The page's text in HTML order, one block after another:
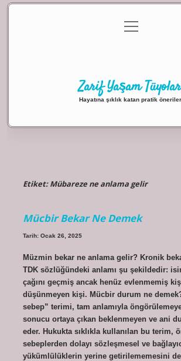
Gizlilik Politikası
menüyü
aç
Zarif Yaşam
Hayatına şıklık katan pratik
Etiket:Mübareze ne anlama gelir
Mücbir Bekar Ne Demek
Tarih: Ocak 26, 2025
Müzmin bekar ne anlama gelir? Kronik
TDK sözlüğündeki anlamı şu şekildedir:
çağını geçmiş ancak henüz evlenmemiş
düşünmeyen kişi. Mücbir durum ne
sebep” terimi, tam anlamıyla
sonucu ortaya çıkan beklenmeyen ve ani
eder. Hukukta sıklıkla kullanılan bu terim,
sebeplerden dolayı sözleşmesel ve
yükümlülüklerin yerine getirilememesini de